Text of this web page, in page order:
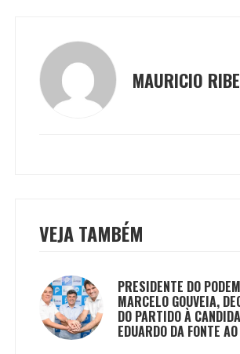
MAURICIO
VEJA TAMBÉM
PRESIDENTE DO
MARCELO GOUVEIA,
DO PARTIDO À
EDUARDO DA FONTE